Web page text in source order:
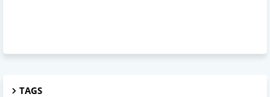
TAGS